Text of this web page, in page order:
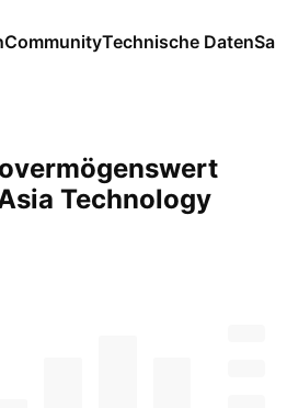
CommunityTechnische Daten
Technology